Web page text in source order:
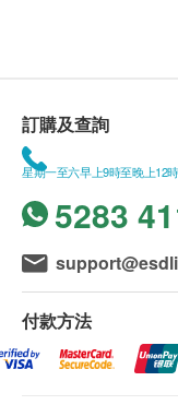
訂購及查詢
星期一至六早上9時至晚上12
5283
付款方法